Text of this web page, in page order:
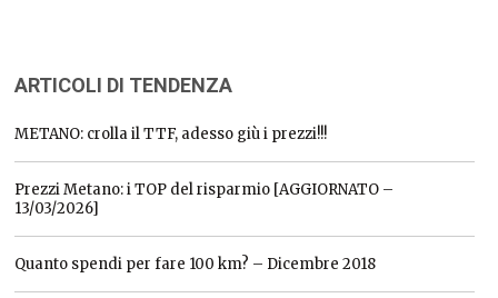
ARTICOLI DI TENDENZA
METANO: crolla il TTF, adesso giù i prezzi!!!
Prezzi Metano: i TOP del risparmio [AGGIORNATO –
13/03/2026]
Quanto spendi per fare 100 km? – Dicembre 2018